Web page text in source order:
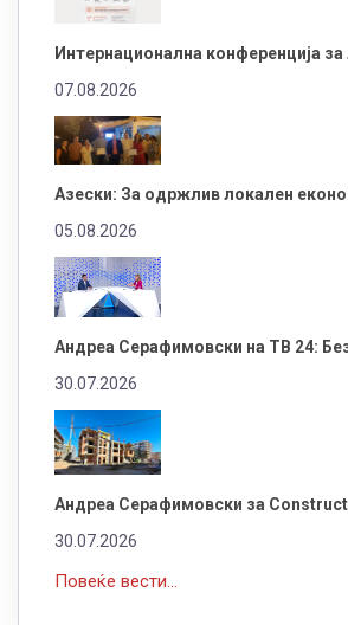
Интернационална конференција за
07.08.2026
Азески: За одржлив локален
05.08.2026
Андреа Серафимовски на ТВ 24:
30.07.2026
Андреа Серафимовски за
30.07.2026
Повеќе вести...